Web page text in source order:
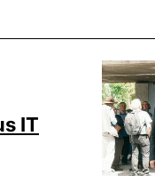
IT